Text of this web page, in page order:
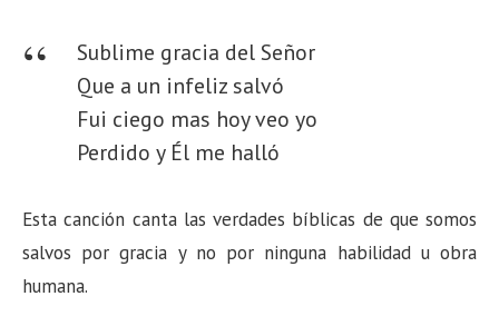
Sublime gracia del Señor
Que a un infeliz salvó
Fui ciego mas hoy veo yo
Perdido y Él me halló
Esta canción canta las verdades bíblicas de que somos
salvos por gracia y no por ninguna habilidad u obra
humana.